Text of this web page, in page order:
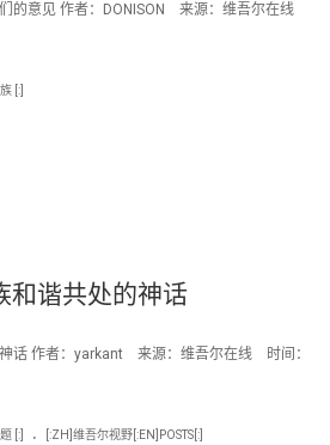
的意见 作者：DONISON 来源：维吾尔在线
[:]
和谐共处的神话
话 作者：yarkant 来源：维吾尔在线 时间：
[:] . [:ZH]维吾尔视野[:EN]POSTS[:]